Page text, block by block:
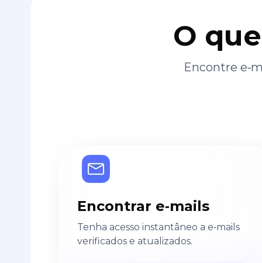
O
Encontre
Encontrar e‑mails
Tenha acesso instantâneo a e‑mails
verificados e atualizados.